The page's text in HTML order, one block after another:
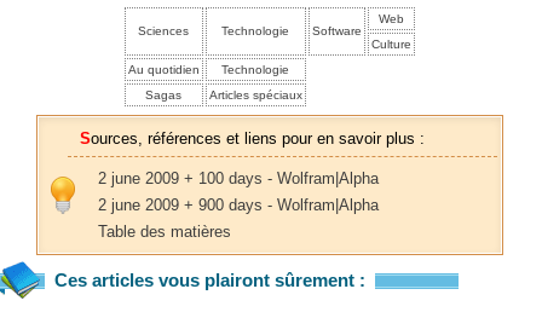
Sciences Technologie Software
Web
Culture
Au quotidien
Technologie
Sagas
Articles spéciaux
Sources, références et liens pour en savoir plus :
2 june 2009 + 100 days - Wolfram|Alpha
2 june 2009 + 900 days - Wolfram|Alpha
Table des matières
Ces articles vous plairont sûrement :